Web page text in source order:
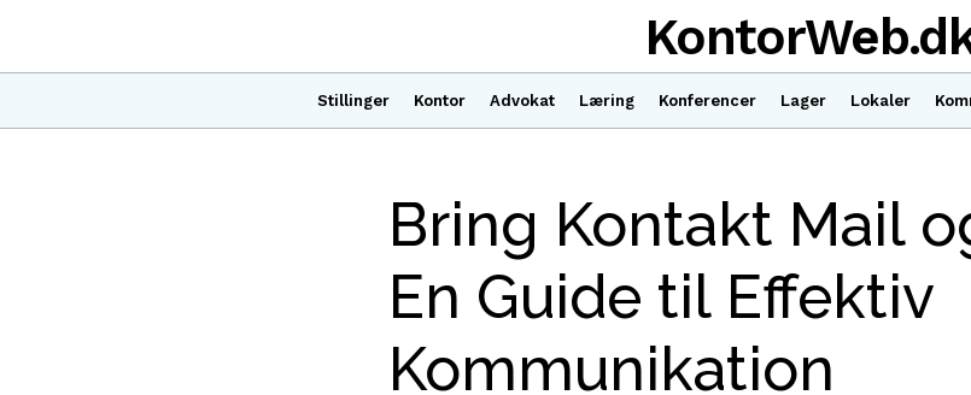
Stillinger Kontor Advokat Læring Konferencer Lager Lokaler
Bring Kontakt Mail
En Guide til Effektiv
Kommunikation